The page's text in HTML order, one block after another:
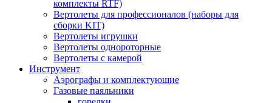
комплекты RTF)
Вертолеты для профессионалов (наборы для
сборки KIT)
Вертолеты игрушки
Вертолеты однороторные
Вертолеты с камерой
Инструмент
Аэрографы и комплектующие
Газовые паяльники